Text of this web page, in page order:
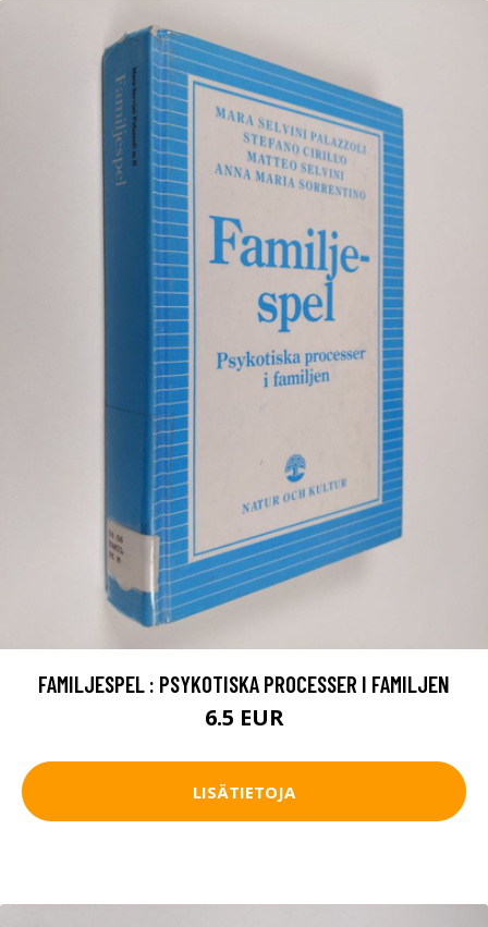
FAMILJESPEL : PSYKOTISKA PROCESSER I FAMILJEN
6.5 EUR
LISÄTIETOJA